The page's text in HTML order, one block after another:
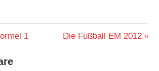
1
Nächster
Die Fußball EM 2012